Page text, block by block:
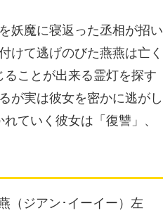
妖魔に寝返った丞相が招い
けて逃げのびた燕燕は亡く
ことが出来る霊灯を探す
が実は彼女を密かに逃がし
ていく彼女は「復讐」、
（ジアン･イーイー）左